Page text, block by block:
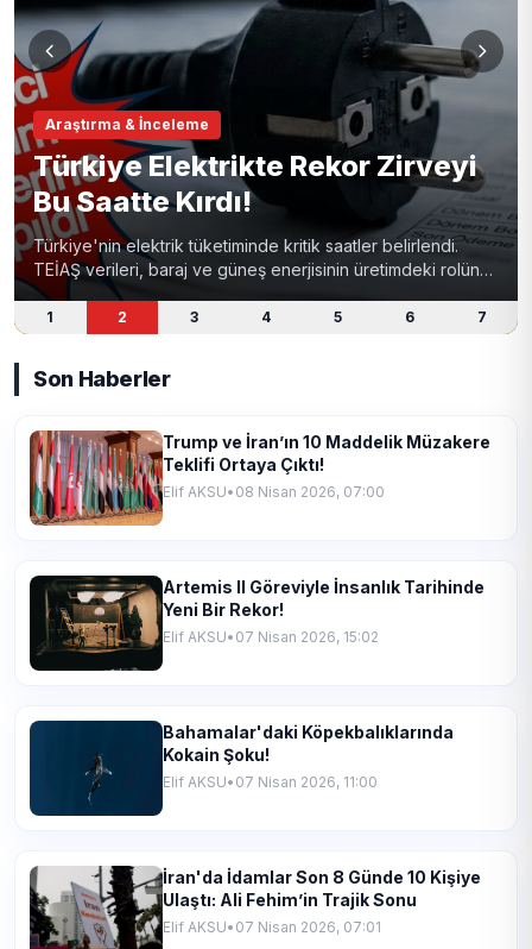
Araştırma & İnceleme
Türkiye Elektrikte Rekor Zirveyi
Bu Saatte Kırdı!
Türkiye'nin elektrik tüketiminde kritik saatler belirlendi.
TEİAŞ verileri, baraj ve güneş enerjisinin üretimdeki rolünü
ortaya koyuyor. Enerji sektöründeki son gelişmeler ve
geleceğe yönelik beklentiler haberimizde.
1 2 3 4 5 6 7
Son Haberler
Trump ve İran’ın 10 Maddelik Müzakere
Teklifi Ortaya Çıktı!
Elif AKSU• 08 Nisan 2026, 07:00
Artemis II Göreviyle İnsanlık Tarihinde
Yeni Bir Rekor!
Elif AKSU• 07 Nisan 2026, 15:02
Bahamalar'daki Köpekbalıklarında
Kokain Şoku!
Elif AKSU• 07 Nisan 2026, 11:00
İran'da İdamlar Son 8 Günde 10 Kişiye
Ulaştı: Ali Fehim’in Trajik Sonu
Elif AKSU• 07 Nisan 2026, 07:01